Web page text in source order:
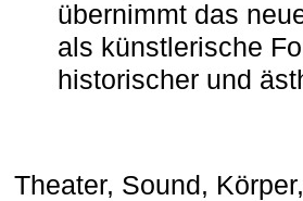
übernimmt das
als künstlerische
historischer und
Theater, Sound,